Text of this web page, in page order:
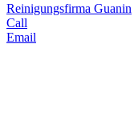
Reinigungsfirma Guanin
Call
Email